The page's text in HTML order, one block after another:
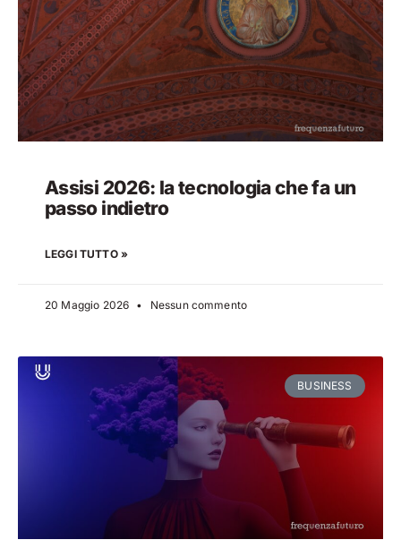
Assisi 2026: la tecnologia che fa un
passo indietro
LEGGI TUTTO »
20 Maggio 2026 Nessun commento
BUSINESS